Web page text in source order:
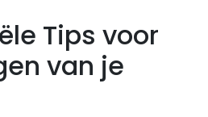
Tips voor
van je